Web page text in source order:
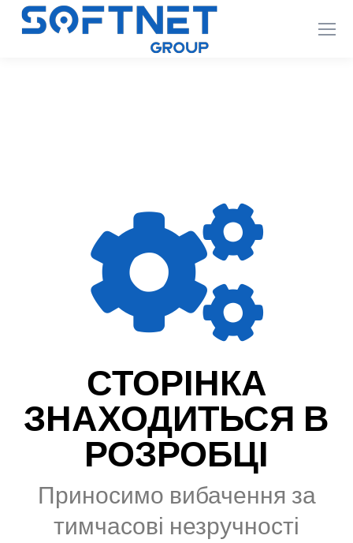
СТОРІНКА
ЗНАХОДИТЬСЯ В
РОЗРОБЦІ
Приносимо вибачення за
тимчасові незручності